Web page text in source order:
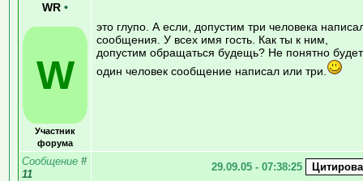
WR •
W
Участник
форума
это глупо. А если, допустим три человека
сообщения. У всех имя гость. Как ты к ним,
допустим обращаться будещь? Не понятно
один человек сообщение написал или три.
Сообщение #
11
29.09.05 - 07:38:25